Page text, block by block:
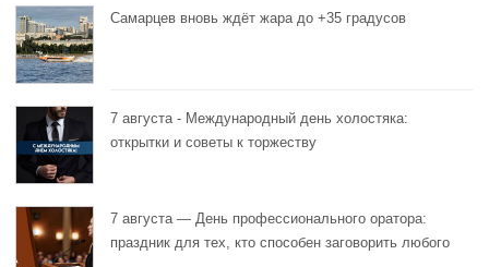
Самарцев вновь ждёт жара до +35 градусов
7 августа - Международный день холостяка:
открытки и советы к торжеству
7 августа — День профессионального оратора:
праздник для тех, кто способен заговорить любого